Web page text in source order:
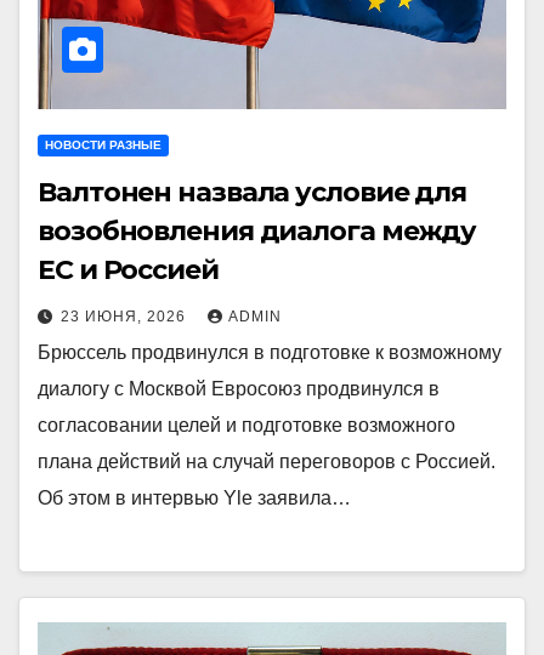
НОВОСТИ РАЗНЫЕ
Валтонен назвала условие для
возобновления диалога между
ЕС и Россией
23 ИЮНЯ, 2026 ADMIN
Брюссель продвинулся в подготовке к возможному
диалогу с Москвой Евросоюз продвинулся в
согласовании целей и подготовке возможного
плана действий на случай переговоров с Россией.
Об этом в интервью Yle заявила…